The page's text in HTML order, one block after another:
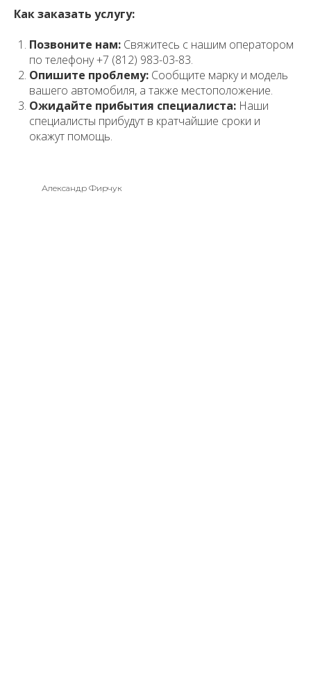
Как заказать услугу:
Позвоните нам: Свяжитесь с нашим оператором
по телефону +7 (812) 983-03-83.
Опишите проблему: Сообщите марку и модель
вашего автомобиля, а также местоположение.
Ожидайте прибытия специалиста: Наши
специалисты прибудут в кратчайшие сроки и
окажут помощь.
Александр Фирчук